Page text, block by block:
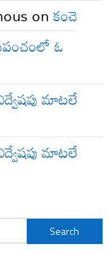
onకంచె
ఓ
మాటలే
మాటలే
Search
for: